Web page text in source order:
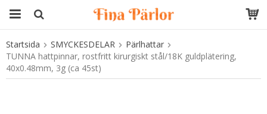
Produkten har blivit tillagd i varukorgen
Startsida SMYCKESDELAR
Pärlhattar
TUNNA hattpinnar, rostfritt kirurgiskt stål/18K guldplätering,
40x0.48mm, 3g (ca 45st)